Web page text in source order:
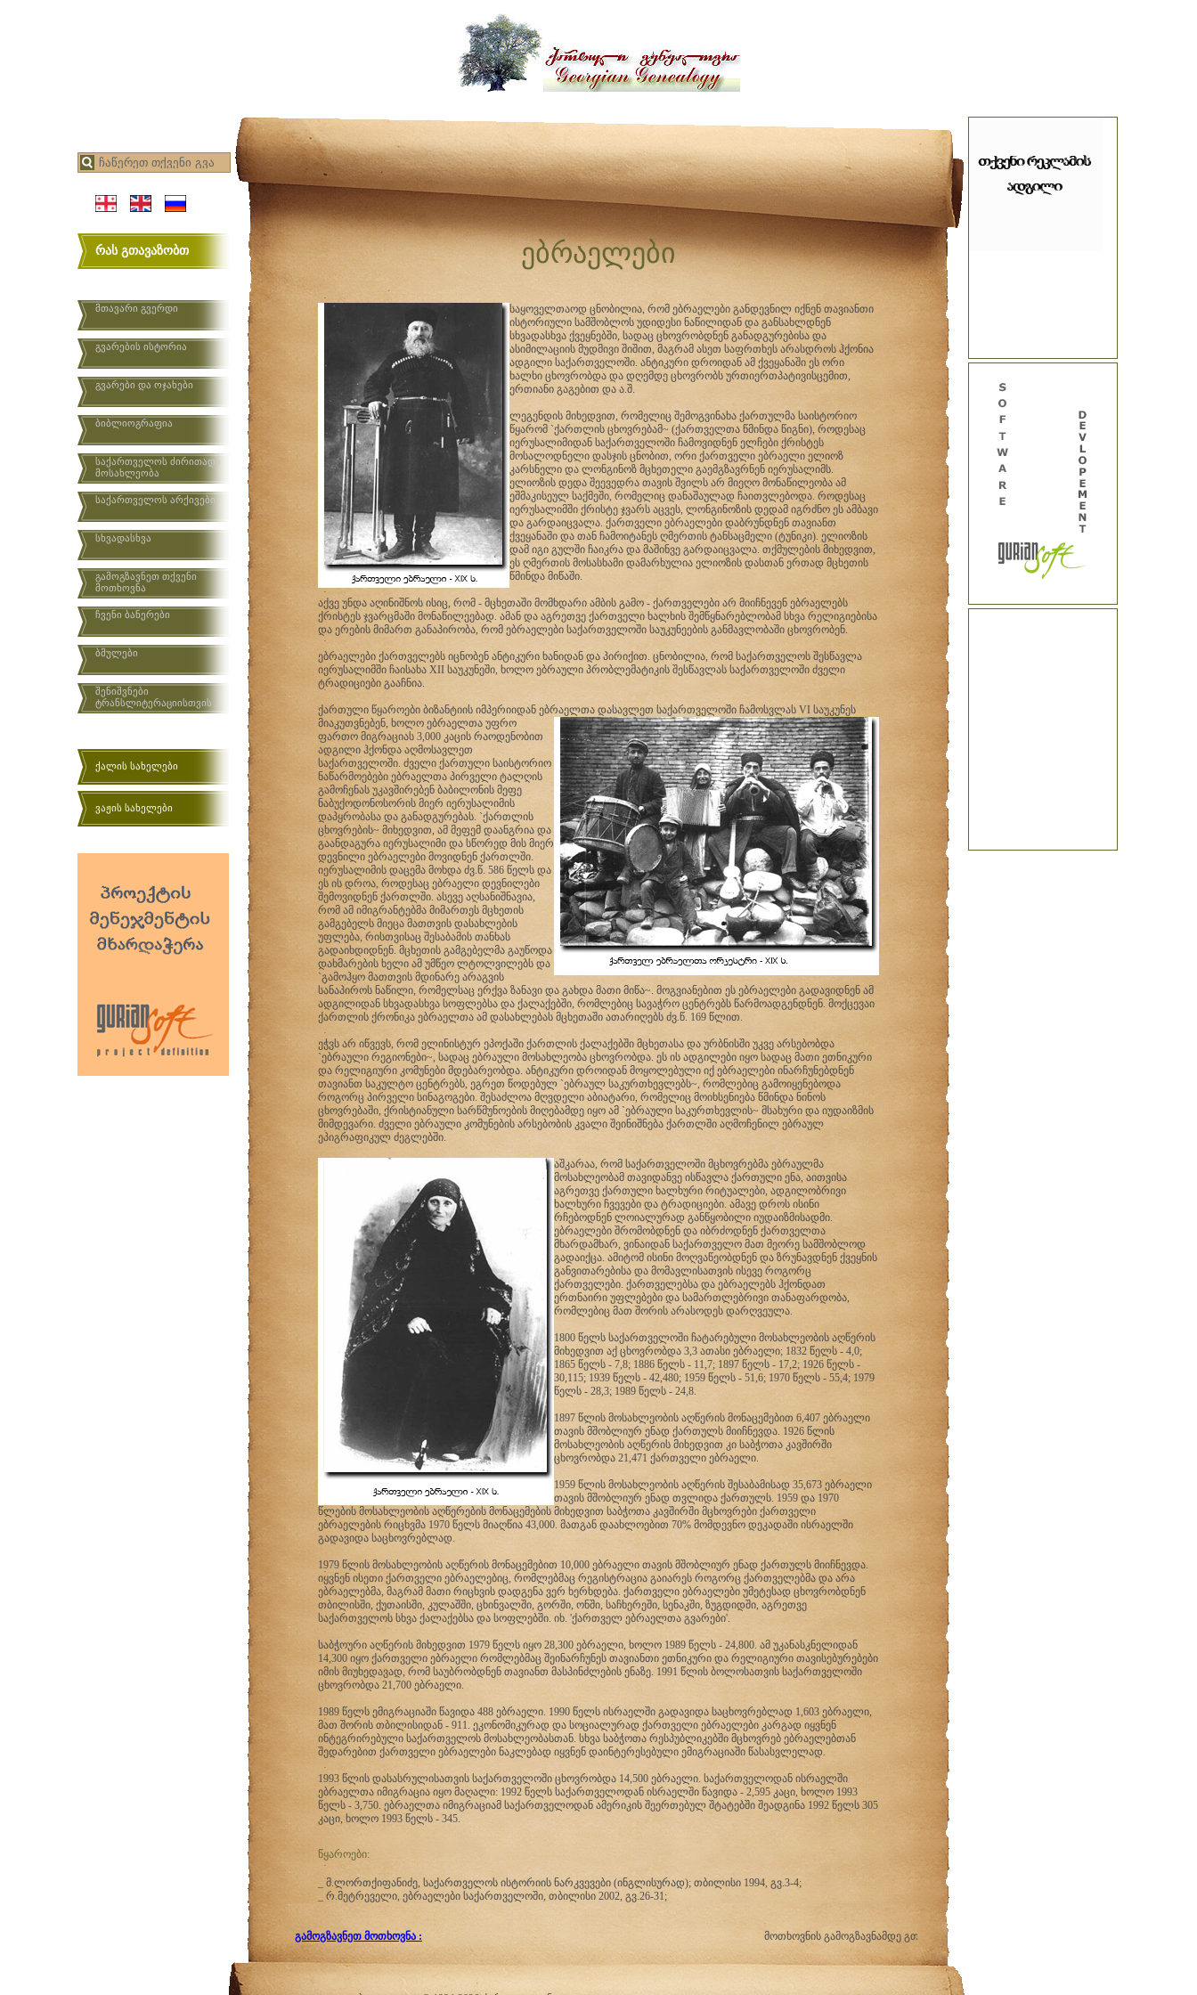
რას გთავაზობთ
მთავარი გვერდი
გვარების ისტორია
გვარები და ოჯახები
ბიბლიოგრაფია
საქართველოს ძირითადი
მოსახლეობა
საქართველოს არქივები
სხვადასხვა
გამოგზავნეთ თქვენი
მოთხოვნა
ჩვენი ბანერები
ბმულები
შენიშვნები
ტრანსლიტერაციისთვის
ქალის სახელები
ვაჟის სახელები
ებრაელები
საყოველთაოდ ცნობილია, რომ ებრაელები განდევნილ იქნენ თავიანთი
ისტორიული სამშობლოს უდიდესი ნაწილიდან და განსახლდნენ
სხვადასხვა ქვეყნებში, სადაც ცხოვრობდნენ განადგურებისა და
ასიმილაციის მუდმივი შიშით, მაგრამ ასეთ საფრთხეს არასდროს ჰქონია
ადგილი საქართველოში. ანტიკური დროიდან ამ ქვეყანაში ეს ორი
ხალხი ცხოვრობდა და დღემდე ცხოვრობს ურთიერთპატივისცემით,
ერთიანი გაგებით და ა.შ.
ლეგენდის მიხედვით, რომელიც შემოგვინახა ქართულმა საისტორიო
წყარომ `ქართლის ცხოვრებამ~ (ქართველთა წმინდა წიგნი), როდესაც
იერუსალიმიდან საქართველოში ჩამოვიდნენ ელჩები ქრისტეს
მოსალოდნელი დასჯის ცნობით, ორი ქართველი ებრაელი ელიოზ
კარსნელი და ლონგინოზ მცხეთელი გაემგზავრნენ იერუსალიმს.
ელიოზის დედა შეევედრა თავის შვილს არ მიეღო მონაწილეობა ამ
ეშმაკისეულ საქმეში, რომელიც დანაშაულად ჩაითვლებოდა. როდესაც
იერუსალიმში ქრისტე ჯვარს აცვეს, ლონგინოზის დედამ იგრძნო ეს ამბავი
და გარდაიცვალა. ქართველი ებრაელები დაბრუნდნენ თავიანთ
ქვეყანაში და თან ჩამოიტანეს ღმერთის ტანსაცმელი (ტუნიკი). ელიოზის
დამ იგი გულში ჩაიკრა და მაშინვე გარდაიცვალა. თქმულების მიხედვით,
ეს ღმერთის მოსასხამი დამარხულია ელიოზის დასთან ერთად მცხეთის
წმინდა მიწაში.
აქვე უნდა აღინიშნოს ისიც, რომ - მცხეთაში მომხდარი ამბის გამო - ქართველები არ მიიჩნევენ ებრაელებს
ქრისტეს ჯვარცმაში მონაწილეებად. ამან და აგრეთვე ქართველი ხალხის შემწყნარებლობამ სხვა რელიგიებისა
და ერების მიმართ განაპირობა, რომ ებრაელები საქართველოში საუკუნეების განმავლობაში ცხოვრობენ.
ებრაელები ქართველებს იცნობენ ანტიკური ხანიდან და პირიქით. ცნობილია, რომ საქართველოს შესწავლა
იერუსალიმში ჩაისახა XII საუკუნეში, ხოლო ებრაული პრობლემატიკის შესწავლას საქართველოში ძველი
ტრადიციები გააჩნია.
ქართული წყაროები ბიზანტიის იმპერიიდან ებრაელთა დასავლეთ საქართველოში ჩამოსვლას VI საუკუნეს
მიაკუთვნებენ, ხოლო ებრაელთა უფრო
ფართო მიგრაციას 3,000 კაცის რაოდენობით
ადგილი ჰქონდა აღმოსავლეთ
საქართველოში. ძველი ქართული საისტორიო
ნაწარმოებები ებრაელთა პირველი ტალღის
გამოჩენას უკავშირებენ ბაბილონის მეფე
ნაბუქოდონოსორის მიერ იერუსალიმის
დაპყრობასა და განადგურებას. `ქართლის
ცხოვრების~ მიხედვით, ამ მეფემ დაანგრია და
გაანდაგურა იერუსალიმი და სწორედ მის მიერ
დევნილი ებრაელები მოვიდნენ ქართლში.
იერუსალიმის დაცემა მოხდა ძვ.წ. 586 წელს და
ეს ის დროა, როდესაც ებრაელი დევნილები
შემოვიდნენ ქართლში. ასევე აღსანიშნავია,
რომ ამ იმიგრანტებმა მიმართეს მცხეთის
გამგებელს მიეცა მათთვის დასახლების
უფლება, რისთვისაც შესაბამის თანხას
გადაიხდიდნენ. მცხეთის გამგებელმა გაუწოდა
დახმარების ხელი ამ უმწეო ლტოლვილებს და
`გამოჰყო მათთვის მდინარე არაგვის
სანაპიროს ნაწილი, რომელსაც ერქვა ზანავი და გახდა მათი მიწა~. მოგვიანებით ეს ებრაელები გადავიდნენ ამ
ადგილიდან სხვადასხვა სოფლებსა და ქალაქებში, რომლებიც სავაჭრო ცენტრებს წარმოადგენდნენ. მოქცევაი
ქართლის ქრონიკა ებრაელთა ამ დასახლებას მცხეთაში ათარიღებს ძვ.წ. 169 წლით.
ეჭვს არ იწვევს, რომ ელინისტურ ეპოქაში ქართლის ქალაქებში მცხეთასა და ურბნისში უკვე არსებობდა
`ებრაული რეგიონები~, სადაც ებრაული მოსახლეობა ცხოვრობდა. ეს ის ადგილები იყო სადაც მათი ეთნიკური
და რელიგიური კომუნები მდებარეობდა. ანტიკური დროიდან მოყოლებული იქ ებრაელები ინარჩუნებდნენ
თავიანთ საკულტო ცენტრებს, ეგრეთ წოდებულ `ებრაულ საკურთხევლებს~, რომლებიც გამოიყენებოდა
როგორც პირველი სინაგოგები. შესაძლოა მღვდელი აბიატარი, რომელიც მოიხსენიება წმინდა ნინოს
ცხოვრებაში, ქრისტიანული სარწმუნოების მიღებამდე იყო ამ `ებრაული საკურთხევლის~ მსახური და იუდაიზმის
მიმდევარი. ძველი ებრაული კომუნების არსებობის კვალი შეინიშნება ქართლში აღმოჩენილ ებრაულ
ეპიგრაფიკულ ძეგლებში.
აშკარაა, რომ საქართველოში მცხოვრებმა ებრაულმა
მოსახლეობამ თავიდანვე ისწავლა ქართული ენა, აითვისა
აგრეთვე ქართული ხალხური რიტუალები, ადგილობრივი
ხალხური ჩვევები და ტრადიციები. ამავე დროს ისინი
რჩებოდნენ ლოიალურად განწყობილი იუდაიზმისადმი.
ებრაელები შრომობდნენ და იბრძოდნენ ქართველთა
მხარდამხარ, ვინაიდან საქართველო მათ მეორე სამშობლოდ
გადაიქცა. ამიტომ ისინი მოღვაწეობდნენ და ზრუნავდნენ ქვეყნის
განვითარებისა და მომავლისათვის ისევე როგორც
ქართველები. ქართველებსა და ებრაელებს ჰქონდათ
ერთნაირი უფლებები და სამართლებრივი თანაფარდობა,
რომლებიც მათ შორის არასოდეს დარღვეულა.
1800 წელს საქართველოში ჩატარებული მოსახლეობის აღწერის
მიხედვით აქ ცხოვრობდა 3,3 ათასი ებრაელი; 1832 წელს - 4,0;
1865 წელს - 7,8; 1886 წელს - 11,7; 1897 წელს - 17,2; 1926 წელს -
30,115; 1939 წელს - 42,480; 1959 წელს - 51,6; 1970 წელს - 55,4; 1979
წელს - 28,3; 1989 წელს - 24,8.
1897 წლის მოსახლეობის აღწერის მონაცემებით 6,407 ებრაელი
თავის მშობლიურ ენად ქართულს მიიჩნევდა. 1926 წლის
მოსახლეობის აღწერის მიხედვით კი საბჭოთა კავშირში
ცხოვრობდა 21,471 ქართველი ებრაელი.
1959 წლის მოსახლეობის აღწერის შესაბამისად 35,673 ებრაელი
თავის მშობლიურ ენად თვლიდა ქართულს. 1959 და 1970
წლების მოსახლეობის აღწერების მონაცემების მიხედვით საბჭოთა კავშირში მცხოვრები ქართველი
ებრაელების რიცხვმა 1970 წელს მიაღწია 43,000. მათგან დაახლოებით 70% მომდევნო დეკადაში ისრაელში
გადავიდა საცხოვრებლად.
1979 წლის მოსახლეობის აღწერის მონაცემებით 10,000 ებრაელი თავის მშობლიურ ენად ქართულს მიიჩნევდა.
იყვნენ ისეთი ქართველი ებრაელებიც, რომლებმაც რეგისტრაცია გაიარეს როგორც ქართველებმა და არა
ებრაელებმა, მაგრამ მათი რიცხვის დადგენა ვერ ხერხდება. ქართველი ებრაელები უმეტესად ცხოვრობდნენ
თბილისში, ქუთაისში, კულაშში, ცხინვალში, გორში, ონში, საჩხერეში, სენაკში, ზუგდიდში, აგრეთვე
საქართველოს სხვა ქალაქებსა და სოფლებში. იხ. 'ქართველ ებრაელთა გვარები'.
საბჭოური აღწერის მიხედვით 1979 წელს იყო 28,300 ებრაელი, ხოლო 1989 წელს - 24,800. ამ უკანასკნელიდან
14,300 იყო ქართველი ებრაელი რომლებმაც შეინარჩუნეს თავიანთი ეთნიკური და რელიგიური თავისებურებები
იმის მიუხედავად, რომ საუბრობდნენ თავიანთ მასპინძლების ენაზე. 1991 წლის ბოლოსათვის საქართველოში
ცხოვრობდა 21,700 ებრაელი.
1989 წელს ემიგრაციაში წავიდა 488 ებრაელი. 1990 წელს ისრაელში გადავიდა საცხოვრებლად 1,603 ებრაელი,
მათ შორის თბილისიდან - 911. ეკონომიკურად და სოციალურად ქართველი ებრაელები კარგად იყვნენ
ინტეგრირებული საქართველოს მოსახლეობასთან. სხვა საბჭოთა რესპუბლიკებში მცხოვრებ ებრაელებთან
შედარებით ქართველი ებრაელები ნაკლებად იყვნენ დაინტერესებული ემიგრაციაში წასასვლელად.
1993 წლის დასასრულისათვის საქართველოში ცხოვრობდა 14,500 ებრაელი. საქართველოდან ისრაელში
ებრაელთა იმიგრაცია იყო მაღალი: 1992 წელს საქართველოდან ისრაელში წავიდა - 2,595 კაცი, ხოლო 1993
წელს - 3,750. ებრაელთა იმიგრაციამ საქართველოდან ამერიკის შეერთებულ შტატებში შეადგინა 1992 წელს 305
კაცი, ხოლო 1993 წელს - 345.
წყაროები:
_ მ.ლორთქიფანიძე, საქართველოს ისტორიის ნარკვევები (ინგლისურად); თბილისი 1994, გვ.3-4;
_ რ.მეტრეველი, ებრაელები საქართველოში, თბილისი 2002, გვ.26-31;
გამოგზავნეთ მოთხოვნა : მოთხოვნის გამოგზავნამდე გთხოვთ იხილოთ რას გთავაზობთ